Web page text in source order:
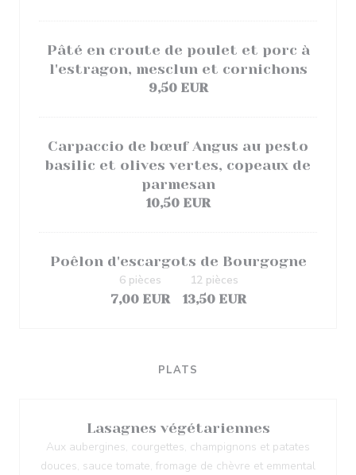
Pâté en croute de poulet et porc à
l'estragon, mesclun et cornichons
9,50 EUR
Carpaccio de bœuf Angus au pesto
basilic et olives vertes, copeaux de
parmesan
10,50 EUR
Poêlon d'escargots de Bourgogne
7,00 EUR
6 pièces
13,50 EUR
12 pièces
PLATS
Lasagnes végétariennes
Aux aubergines, courgettes, champignons et patates
douces, sauce tomate, fromage de chèvre et emmental